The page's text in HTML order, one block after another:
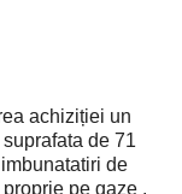
achiziției un
de 71
de
pe gaze ,